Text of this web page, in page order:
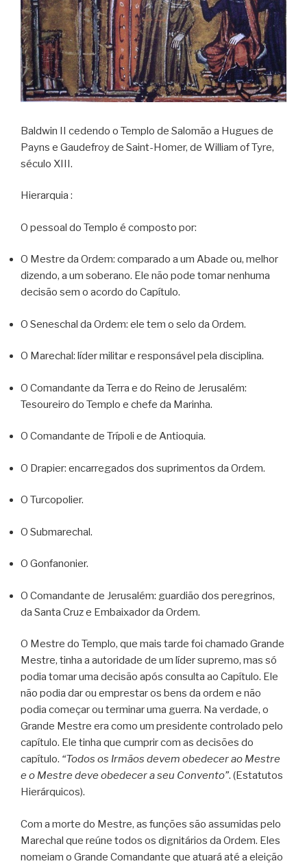
Baldwin II cedendo o Templo de Salomão a Hugues de
Payns e Gaudefroy de Saint-Homer, de William of Tyre,
século XIII.
Hierarquia :
O pessoal do Templo é composto por:
O Mestre da Ordem: comparado a um Abade ou, melhor
dizendo, a um soberano. Ele não pode tomar nenhuma
decisão sem o acordo do Capítulo.
O Seneschal da Ordem: ele tem o selo da Ordem.
O Marechal: líder militar e responsável pela disciplina.
O Comandante da Terra e do Reino de Jerusalém:
Tesoureiro do Templo e chefe da Marinha.
O Comandante de Trípoli e de Antioquia.
O Drapier: encarregados dos suprimentos da Ordem.
O Turcopolier.
O Submarechal.
O Gonfanonier.
O Comandante de Jerusalém: guardião dos peregrinos,
da Santa Cruz e Embaixador da Ordem.
O Mestre do Templo, que mais tarde foi chamado Grande
Mestre, tinha a autoridade de um líder supremo, mas só
podia tomar uma decisão após consulta ao Capítulo. Ele
não podia dar ou emprestar os bens da ordem e não
podia começar ou terminar uma guerra. Na verdade, o
Grande Mestre era como um presidente controlado pelo
capítulo. Ele tinha que cumprir com as decisões do
capítulo. “Todos os Irmãos devem obedecer ao Mestre
e o Mestre deve obedecer a seu Convento”. (Estatutos
Hierárquicos).
Com a morte do Mestre, as funções são assumidas pelo
Marechal que reúne todos os dignitários da Ordem. Eles
nomeiam o Grande Comandante que atuará até a eleição